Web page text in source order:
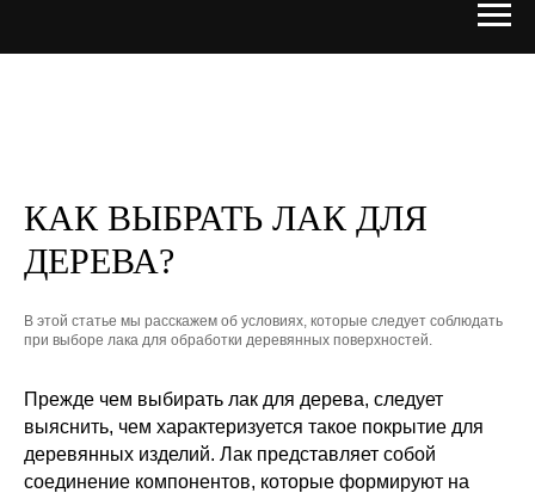
КАК ВЫБРАТЬ ЛАК ДЛЯ
ДЕРЕВА?
В этой статье мы расскажем об условиях, которые следует соблюдать
при выборе лака для обработки деревянных поверхностей.
Прежде чем выбирать лак для дерева, следует
выяснить, чем характеризуется такое покрытие для
деревянных изделий. Лак представляет собой
соединение компонентов, которые формируют на